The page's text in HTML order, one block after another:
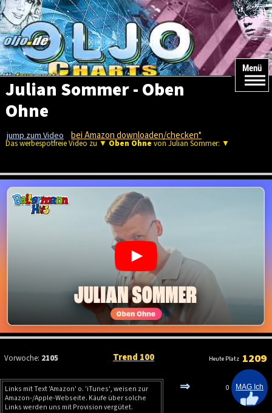
Menü
Julian Sommer - Oben
Ohne
jump zum Video bei Amazon downloaden/checken*
Das werbespotfreie Video zu ▼ Oben Ohne von Julian Sommer: ▼
Vorwoche: 2105 Trend 100 Heute Platz 1209
Links mit Text 'Amazon' o. 'iTunes', weisen zur
Amazon-/Apple-Webseite. Käufe über solche
Links werden uns mit Provision vergütet.
⇒ 0